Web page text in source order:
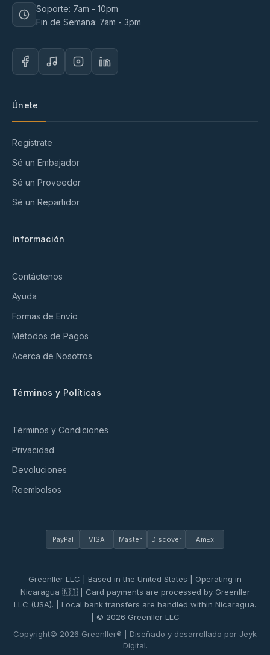
Soporte: 7am - 10pm
Fin de Semana: 7am - 3pm
Únete
Regístrate
Sé un Embajador
Sé un Proveedor
Sé un Repartidor
Información
Contáctenos
Ayuda
Formas de Envío
Métodos de Pagos
Acerca de Nosotros
Términos y Políticas
Términos y Condiciones
Privacidad
Devoluciones
Reembolsos
PayPal VISA Master Discover AmEx
Greenller LLC | Based in the United States | Operating in
Nicaragua 🇳🇮 | Card payments are processed by Greenller
LLC (USA). | Local bank transfers are handled within Nicaragua.
| © 2026 Greenller LLC
Copyright© 2026 Greenller® | Diseñado y desarrollado por Jeyk
Digital.